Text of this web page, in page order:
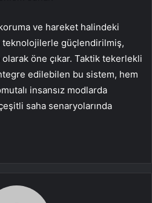
ve hareket halindeki
güçlendirilmiş,
öne çıkar. Taktik tekerlekli
edilebilen bu sistem, hem
insansız modlarda
saha senaryolarında